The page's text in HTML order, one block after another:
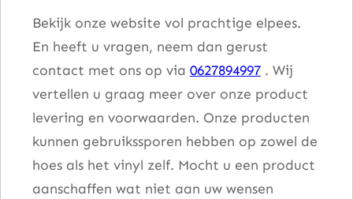
Bekijk onze website vol prachtige elpees.
En heeft u vragen, neem dan gerust
contact met ons op via 0627894997 . Wij
vertellen u graag meer over onze product
levering en voorwaarden. Onze producten
kunnen gebruikssporen hebben op zowel de
hoes als het vinyl zelf. Mocht u een product
aanschaffen wat niet aan uw wensen